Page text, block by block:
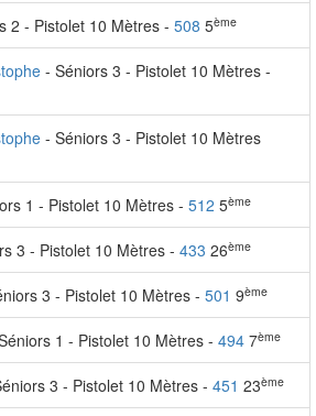
2 - Pistolet 10 Mètres - 508 5ème
- Séniors 3 - Pistolet 10 Mètres -
- Séniors 3 - Pistolet 10 Mètres
1 - Pistolet 10 Mètres - 512 5ème
3 - Pistolet 10 Mètres - 433 26ème
3 - Pistolet 10 Mètres - 501 9ème
1 - Pistolet 10 Mètres - 494 7ème
3 - Pistolet 10 Mètres - 451 23ème